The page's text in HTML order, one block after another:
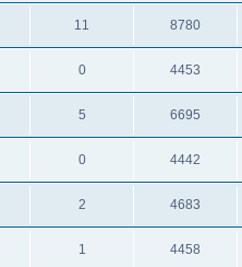
11 8780
0 4453
5 6695
0 4442
2 4683
1 4458